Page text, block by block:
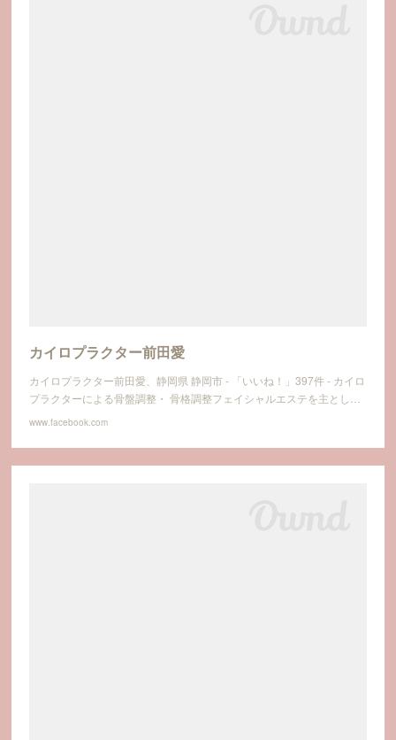
カイロプラクター前田愛
カイロプラクター前田愛、静岡県 静岡市 - 「いいね！」397件 - カイロ
プラクターによる骨盤調整・ 骨格調整フェイシャルエステを主とし…
www.facebook.com